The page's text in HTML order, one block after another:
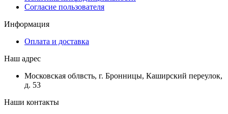
Согласие пользователя
Информация
Оплата и доставка
Наш адрес
Московская облвсть, г. Бронницы, Каширский переулок,
д. 53
Наши контакты